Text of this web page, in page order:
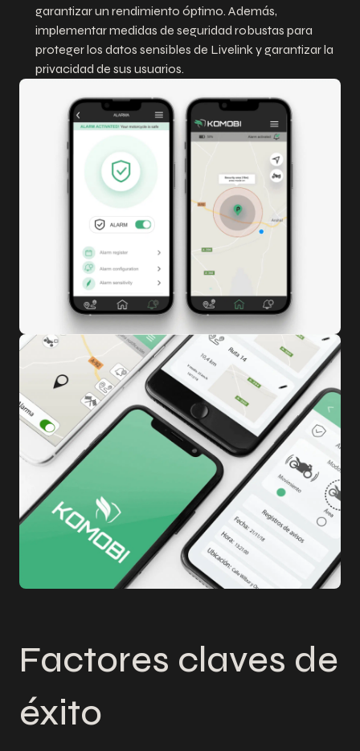
garantizar un rendimiento óptimo. Además,
implementar medidas de seguridad robustas para
proteger los datos sensibles de Livelink y garantizar la
privacidad de sus usuarios.
Factores claves de
éxito